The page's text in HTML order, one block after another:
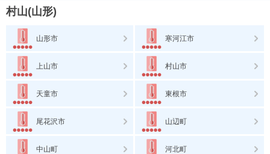
村山(山形)
山形市 寒河江市
上山市 村山市
天童市 東根市
尾花沢市 山辺町
中山町 河北町